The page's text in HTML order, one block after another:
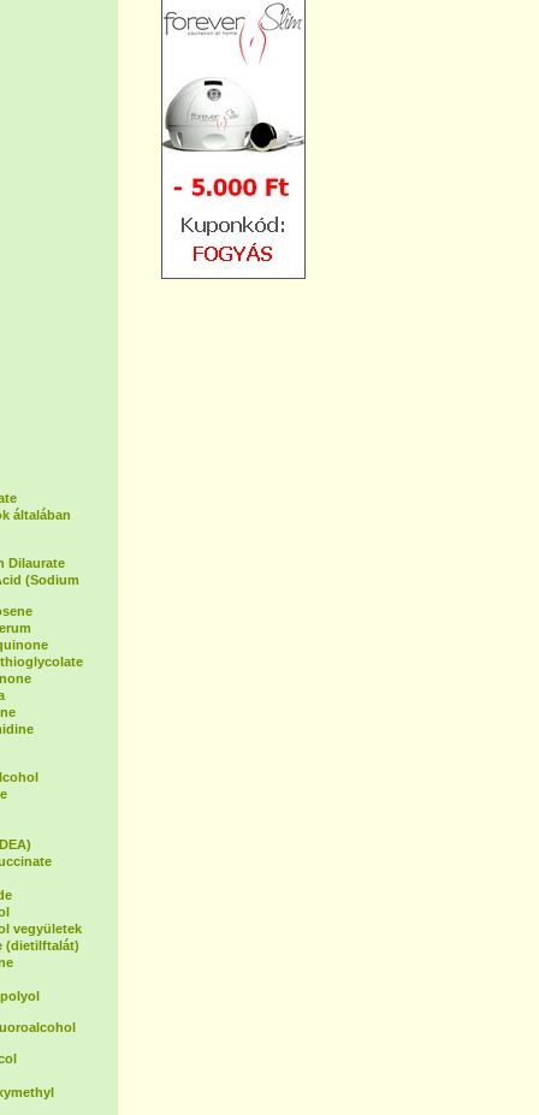
általában
Dilaurate
(Sodium
vegyületek
(dietilftalát)